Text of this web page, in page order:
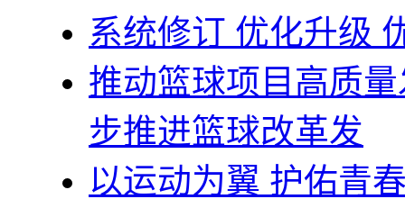
系统修订 优化升级
推动篮球项目高质
步推进篮球改革发
以运动为翼 护佑青